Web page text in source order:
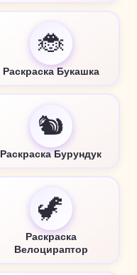
🐞
Раскраска Букашка
🐿️
Раскраска Бурундук
🦖
Раскраска
Велоцираптор